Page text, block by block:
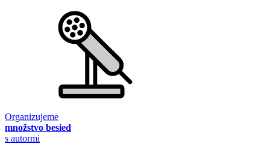
Organizujeme
množstvo besied
s autormi